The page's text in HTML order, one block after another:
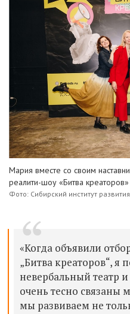
Мария вместе со своим
реалити-шоу «Битва креаторов»
Фото: Сибирский институт
«Когда объявили
„Битва креаторов“, я
невербальный театр
очень тесно связаны
мы развиваем не